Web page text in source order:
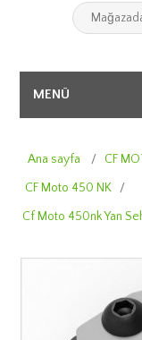
MENÜ
Ana sayfa / CF
CF Moto 450 NK
/
Cf Moto 450nk Yan